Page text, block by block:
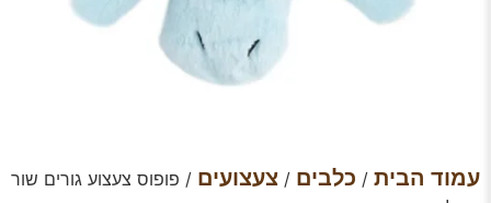
עמוד הבית / כלבים / צעצועים / פופוס צעצוע גורים שור